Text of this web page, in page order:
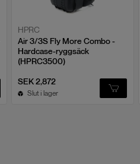
HPRC
Air 3/3S Fly More Combo -
Hardcase-ryggsäck
(HPRC3500)
SEK 2,872
Slut i lager